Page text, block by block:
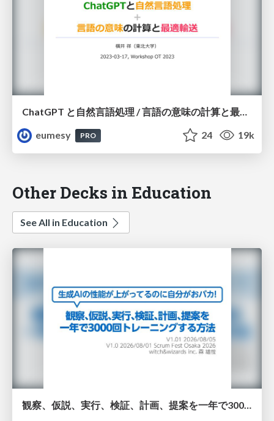
ChatGPT と自然言語処理 / 言語の意味の計算と最適輸送
eumesy
PRO 24 19k
Other Decks in Education
See All in Education